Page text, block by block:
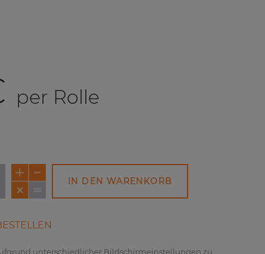
per Rolle
IN DEN WARENKORB
unterschiedlicher Bildschirmeinstellungen zu